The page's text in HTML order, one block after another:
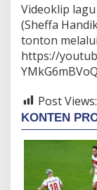
Videoklip
(Sheffa
tonton
https://
Post Views: